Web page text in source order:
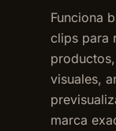
Funciona
clips para
visuales,
marca